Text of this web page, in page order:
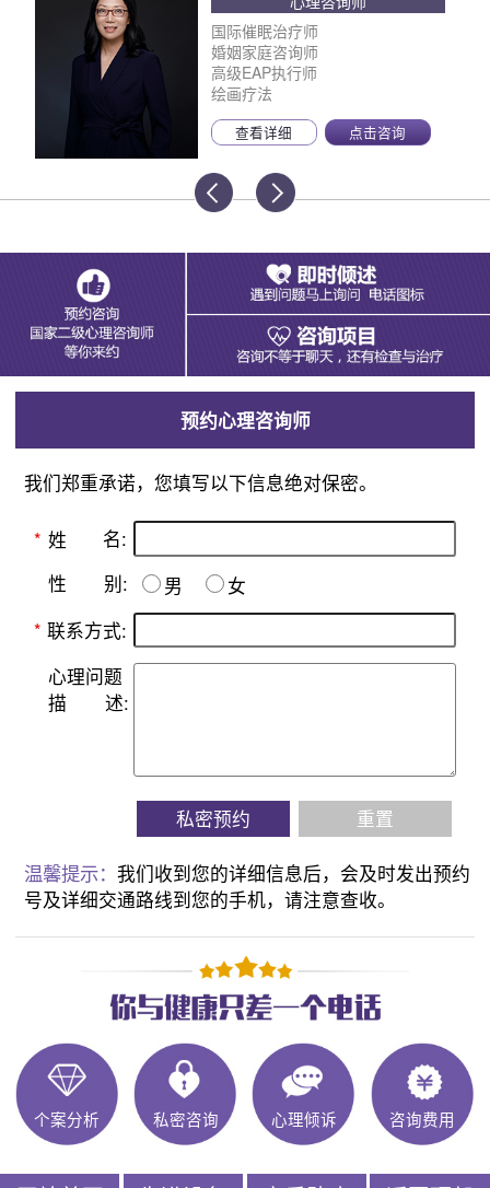
国际催眠治疗师
婚姻家庭咨询师
高级EAP执行师
绘画疗法
查看详细 点击咨询
预约心理咨询师
我们郑重承诺，您填写以下信息绝对保密。
* 姓 名:
性 别: 男
女
* 联系方式:
心理问题
描
述:
私密预约 重置
温馨提示：我们收到您的详细信息后，会及时发出预约
号及详细交通路线到您的手机，请注意查收。
个案分析 私密咨询 心理倾诉 咨询费用